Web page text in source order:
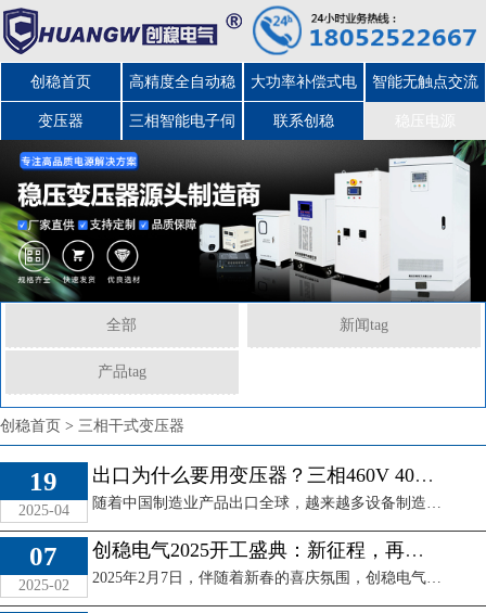
创稳首页 高精度全自动稳
压器
大功率补偿式电
力稳压器
智能无触点交流
变压器 三相智能电子伺 联系创稳
全部 新闻tag
产品tag
创稳首页 > 三相干式变压器
19
2025-04
出口为什么要用变压器？三相460V 400V变208V变压器出口美国
随着中国制造业产品出口全球，越来越多设备制造商、电气成套商在出口时遇到一个共同问题：海外电压标准与国内不同，必须使用电压转换设备——变压器。尤其是出口 ...
07
2025-02
创稳电气2025开工盛典：新征程，再启航
2025年2月7日，伴随着新春的喜庆氛围，创稳电气正式迎来了新一年的开工日。在清晨的阳光下，公司大门口张灯结彩，红色横幅高挂，寓意着新一年红红火火、蒸 ...